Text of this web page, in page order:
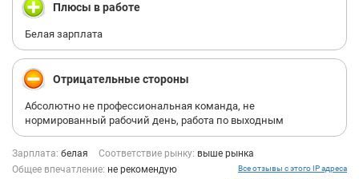
Плюсы в работе
Белая зарплата
Отрицательные стороны
Абсолютно не профессиональная команда, не
нормированный рабочий день, работа по выходным
Зарплата: белая Соответствие рынку: выше рынка
Общее впечатление: не рекомендую
Все отзывы с этого IP адреса